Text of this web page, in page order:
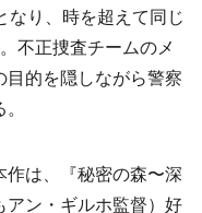
なり、時を超えて同じ
不正捜査チームのメ
的を隠しながら警察
は、『秘密の森〜深
ン・ギルホ監督）好